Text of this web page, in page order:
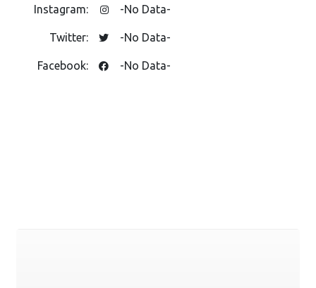
Instagram: -No Data-
Twitter: -No Data-
Facebook: -No Data-